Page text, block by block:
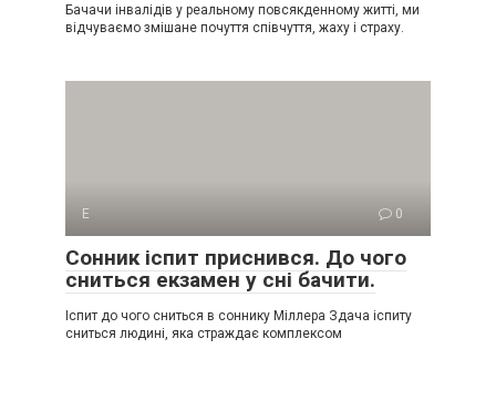
Бачачи інвалідів у реальному повсякденному житті, ми
відчуваємо змішане почуття співчуття, жаху і страху.
Е 0
Сонник іспит приснився. До чого
сниться екзамен у сні бачити.
Іспит до чого сниться в соннику Міллера Здача іспиту
сниться людині, яка страждає комплексом